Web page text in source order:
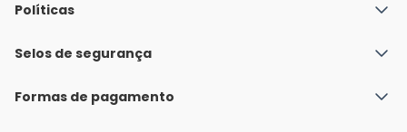
Quem Somos
Nossas lojas
Políticas
Política de Envio
Políticas de Trocas e Devoluções
Selos de segurança
Formas de pagamento